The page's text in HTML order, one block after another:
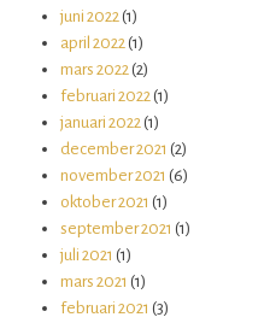
juni 2022 (1)
april 2022 (1)
mars 2022 (2)
februari 2022 (1)
januari 2022 (1)
december 2021 (2)
november 2021 (6)
oktober 2021 (1)
september 2021 (1)
juli 2021 (1)
mars 2021 (1)
februari 2021 (3)